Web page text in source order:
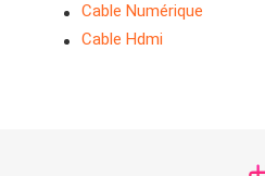
Cable Numérique
Cable Hdmi